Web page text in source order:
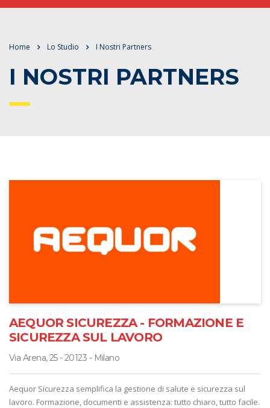
Home Lo Studio I Nostri Partners
I NOSTRI PARTNERS
AEQUOR SICUREZZA - FORMAZIONE E
SICUREZZA SUL LAVORO
Via Arena, 25 - 20123 - Milano
Aequor Sicurezza semplifica la gestione di salute e sicurezza sul
lavoro. Formazione, documenti e assistenza: tutto chiaro, tutto facile.